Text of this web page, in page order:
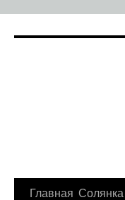
Главная Солянка